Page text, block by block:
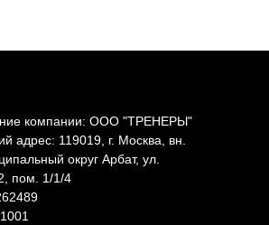
компании: ООО "ТРЕНЕРЫ"
адрес: 119019, г. Москва, вн.
округ Арбат, ул.
пом. 1/1/4